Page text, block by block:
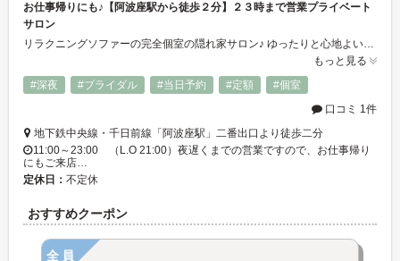
お仕事帰りにも♪【阿波座駅から徒歩２分】２３時まで営業プライベート
サロン
リラクニングソファーの完全個室の隠れ家サロン♪ ゆったりと心地よい時間を過ごして頂けます｡ﾟ+
もっと見る
#深夜
#ブライダル #当日予約 #定額
#個室
口コミ 1件
地下鉄中央線・千日前線「阿波座駅」二番出口より徒歩二分
11:00～23:00 （L.O 21:00）夜遅くまでの営業ですので、お仕事帰り
にもご来店…
定休日： 不定休
おすすめクーポン
全員